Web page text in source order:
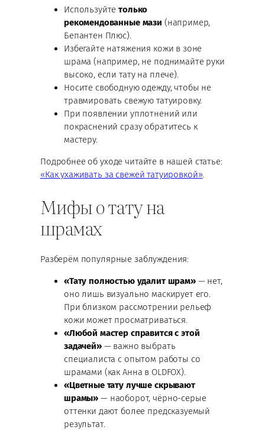
Используйтетолько
рекомендованные мази (например,
Бепантен Плюс).
Избегайте натяжения кожи в зоне
шрама (например, не поднимайте руки
высоко, если тату на плече).
Носите свободную одежду, чтобы не
травмировать свежую татуировку.
При появлении уплотнений или
покраснений сразу обратитесь к
мастеру.
Подробнее об уходе читайте в нашей статье:
«Как ухаживать за свежей татуировкой».
Мифы о тату на
шрамах
Разберём популярные заблуждения:
«Тату полностью удалит шрам»— нет,
оно лишь визуально маскирует его.
При близком рассмотрении рельеф
кожи может просматриваться.
«Любой мастер справится с этой
задачей»— важно выбрать
специалиста с опытом работы со
шрамами (как Анна в OLDFOX).
«Цветные тату лучше скрывают
шрамы» — наоборот, чёрно-серые
оттенки дают более предсказуемый
результат.